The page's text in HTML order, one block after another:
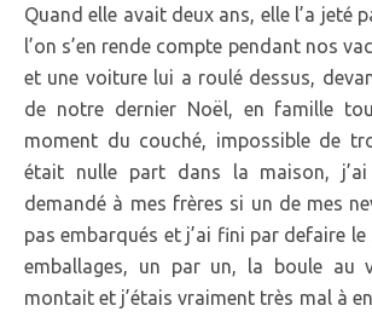
Quand elle avait deux ans, elle l’a jeté
l’on s’en rende compte pendant nos
et une voiture lui a roulé dessus,
de notre dernier Noël, en famille
moment du couché, impossible de
était nulle part dans la maison,
demandé à mes frères si un de mes
pas embarqués et j’ai fini par defaire le
emballages, un par un, la boule au
montait et j’étais vraiment très mal à